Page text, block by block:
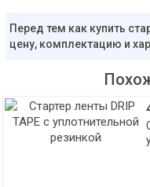
Перед тем как купить
цену, комплектацию и